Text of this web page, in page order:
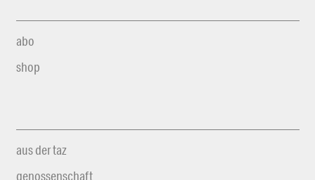
abo
shop
aus der taz
genossenschaft